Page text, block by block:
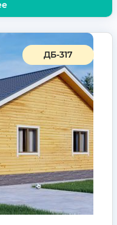
ДБ-317